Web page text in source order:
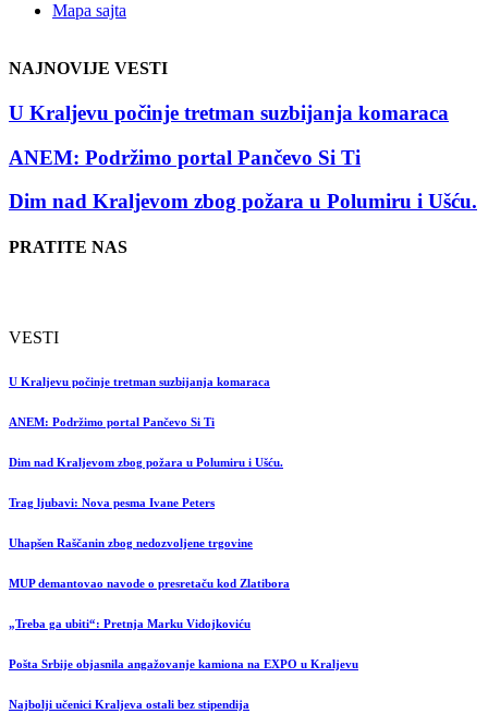
Mapa sajta
NAJNOVIJE VESTI
U Kraljevu počinje tretman suzbijanja komaraca
ANEM: Podržimo portal Pančevo Si Ti
Dim nad Kraljevom zbog požara u Polumiru i Ušću.
PRATITE NAS
Radio Sloboda — nezavisni
VESTI
U Kraljevu počinje tretman suzbijanja komaraca
ANEM: Podržimo portal Pančevo Si Ti
Dim nad Kraljevom zbog požara u Polumiru i Ušću.
Trag ljubavi: Nova pesma Ivane Peters
Uhapšen Raščanin zbog nedozvoljene trgovine
MUP demantovao navode o presretaču kod Zlatibora
„Treba ga ubiti“: Pretnja Marku Vidojkoviću
Pošta Srbije objasnila angažovanje kamiona na EXPO u Kraljevu
Najbolji učenici Kraljeva ostali bez stipendija